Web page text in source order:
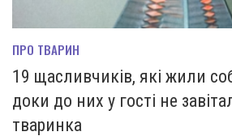
ПРО ТВАРИН
19 щасливчиків, які жили
доки до них у гості не
тваринка